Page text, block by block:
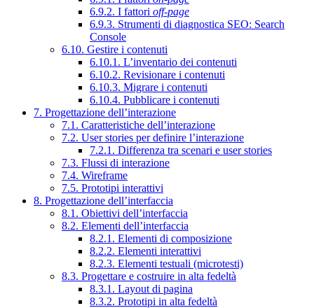
6.9.2. I fattori off-page
6.9.3. Strumenti di diagnostica SEO: Search
Console
6.10. Gestire i contenuti
6.10.1. L’inventario dei contenuti
6.10.2. Revisionare i contenuti
6.10.3. Migrare i contenuti
6.10.4. Pubblicare i contenuti
7. Progettazione dell’interazione
7.1. Caratteristiche dell’interazione
7.2. User stories per definire l’interazione
7.2.1. Differenza tra scenari e user stories
7.3. Flussi di interazione
7.4. Wireframe
7.5. Prototipi interattivi
8. Progettazione dell’interfaccia
8.1. Obiettivi dell’interfaccia
8.2. Elementi dell’interfaccia
8.2.1. Elementi di composizione
8.2.2. Elementi interattivi
8.2.3. Elementi testuali (microtesti)
8.3. Progettare e costruire in alta fedeltà
8.3.1. Layout di pagina
8.3.2. Prototipi in alta fedeltà